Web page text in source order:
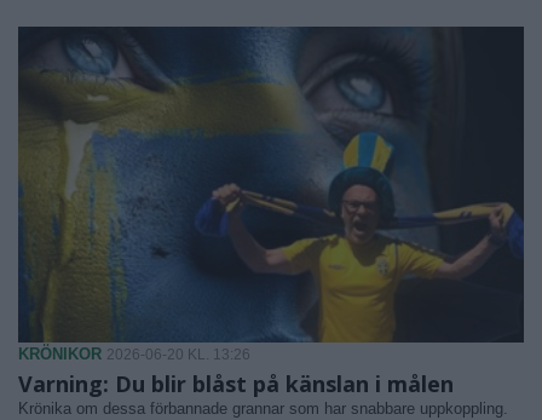
KRÖNIKOR 2026-06-20 KL. 13:26
Varning: Du blir blåst på känslan i målen
Krönika om dessa förbannade grannar som har snabbare uppkoppling.